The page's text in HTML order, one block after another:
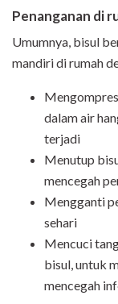
Penanganan di
Umumnya, bisul
mandiri di rumah
dalam air
terjadi
Menutup
mencegah
Mengganti
sehari
Mencuci
bisul, untuk
mencegah